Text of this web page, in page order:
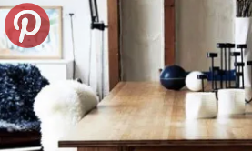
Maison En Ville
Méli-Mélo Suédois
Tendance
Interieurs Scandinaves
La Décoration Selon Votre Signe
Les Trouvailles Déco Du Jour
Loft
Maison Appartement Écologique
Maison Container/container House